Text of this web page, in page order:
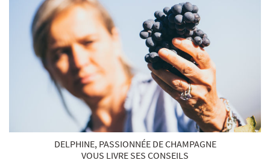
DELPHINE, PASSIONNÉE DE CHAMPAGNE
VOUS LIVRE SES CONSEILS